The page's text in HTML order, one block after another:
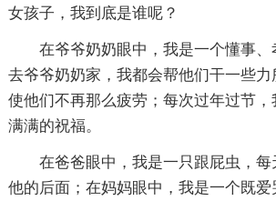
女孩子，我到底是谁呢？
在爷爷奶奶眼中，我是一个懂事
去爷爷奶奶家，我都会帮他们干一些力
使他们不再那么疲劳；每次过年过节
满满的祝福。
在爸爸眼中，我是一只跟屁虫，
他的后面；在妈妈眼中，我是一个既爱